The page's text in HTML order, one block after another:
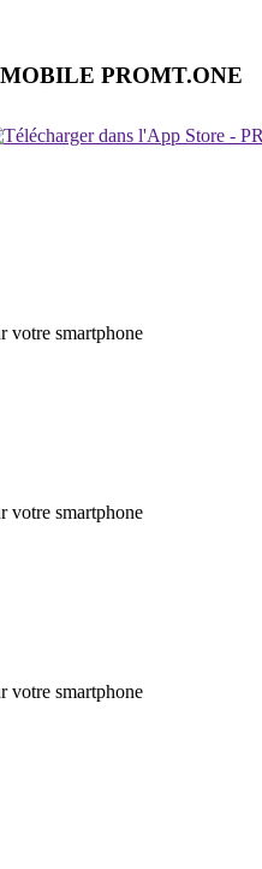
PROMT.ONE
votre smartphone
votre smartphone
votre smartphone